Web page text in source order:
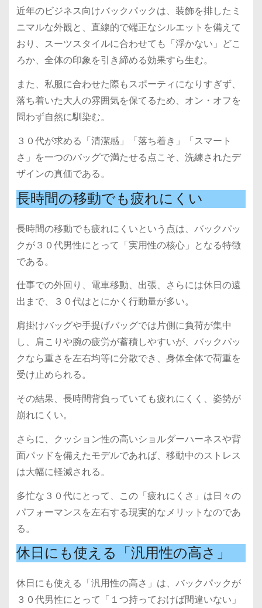
近年のビジネス向けバックパックは、装飾を排したミ
ニマルな外観と、直線的で端正なシルエットを備えて
おり、スーツスタイルに合わせても「浮かない」どこ
ろか、全体の印象を引き締める効果すら生む。
また、私服に合わせた際もスポーティになりすぎず、
落ち着いた大人の雰囲気を保てるため、オン・オフを
問わず自然に馴染む。
３０代が求める「清潔感」「落ち着き」「スマート
さ」を一つのバッグで満たせる点こそ、洗練されたデ
ザインの真価である。
長時間の移動でも疲れにくい
長時間の移動でも疲れにくいという点は、バックパッ
クが３０代男性にとって「実用性の核心」となる特徴
である。
仕事での外回り、電車移動、出張、さらには休日の遠
出まで、３０代はとにかく行動量が多い。
肩掛けバッグや手提げバッグでは片側に負荷が集中
し、肩こりや腕の疲労が蓄積しやすいが、バックパッ
クなら重さを左右均等に分散でき、身体全体で荷重を
受け止められる。
その結果、長時間背負っていても疲れにくく、姿勢が
崩れにくい。
さらに、クッション性の高いショルダーハーネスや背
面パッドを備えたモデルであれば、移動中のストレス
は大幅に軽減される。
多忙な３０代にとって、この「疲れにくさ」は日々の
パフォーマンスを左右する現実的なメリットなのであ
る。
休日にも使える「汎用性の高さ」
休日にも使える「汎用性の高さ」は、バックパックが
３０代男性にとって「１つ持っておけば間違いない」